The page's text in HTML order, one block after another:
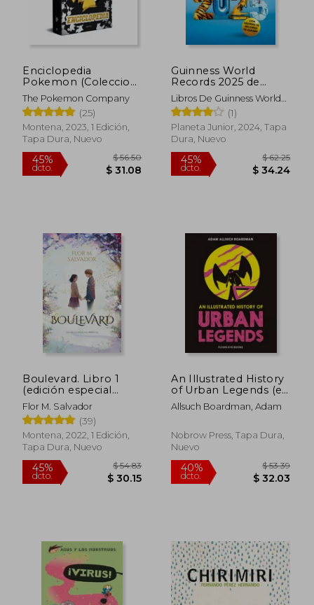
5% $ 12.00 45%
45%
dcto.
Rápido
45%
dcto.
Enciclopedia
Pokemon (Coleccion
Pokemon)
The Pokemon Company
(25)
Montena, 2023, 1 Edición,
Tapa Dura, Nuevo
Guinness World
Records 2025 de
Guinness World
Records(Planeta
Junior)
Libros De Guinness World
Records
(1)
Planeta Junior, 2024, Tapa
Dura, Nuevo
Boulevard. Libro 1
(edición especial
ilustrada)
Flor M. Salvador
(39)
Montena, 2022, 1 Edición,
Tapa Dura, Nuevo
An Illustrated History
of Urban Legends (en
Inglés)
Allsuch Boardman, Adam
Nobrow Press, Tapa Dura,
Nuevo